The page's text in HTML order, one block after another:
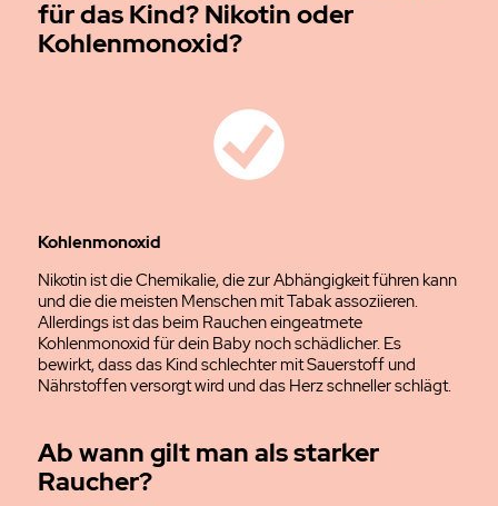
für das Kind? Nikotin oder
Kohlenmonoxid?
Kohlenmonoxid
Nikotin ist die Chemikalie, die zur Abhängigkeit führen kann
und die die meisten Menschen mit Tabak assoziieren.
Allerdings ist das beim Rauchen eingeatmete
Kohlenmonoxid für dein Baby noch schädlicher. Es
bewirkt, dass das Kind schlechter mit Sauerstoff und
Nährstoffen versorgt wird und das Herz schneller schlägt.
Ab wann gilt man als starker
Raucher?